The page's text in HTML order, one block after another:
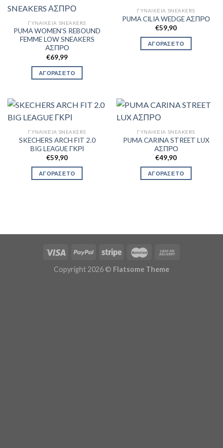
ΓΥΝΑΙΚΕΊΑ SNEAKERS
PUMA WOMEN’S REBOUND
FEMME LOW SNEAKERS
ΑΣΠΡΟ
€69,99
ΑΓΟΡΑΣΕ ΤΟ
ΓΥΝΑΙΚΕΊΑ SNEAKERS
PUMA CILIA WEDGE ΑΣΠΡΟ
€59,90
ΑΓΟΡΑΣΕ ΤΟ
ΓΥΝΑΙΚΕΊΑ SNEAKERS
SKECHERS ARCH FIT 2.0
BIG LEAGUE ΓΚΡΙ
€59,90
ΑΓΟΡΑΣΕ ΤΟ
ΓΥΝΑΙΚΕΊΑ SNEAKERS
PUMA CARINA STREET LUX
ΑΣΠΡΟ
€49,90
ΑΓΟΡΑΣΕ ΤΟ
Copyright 2026 © Flatsome Theme